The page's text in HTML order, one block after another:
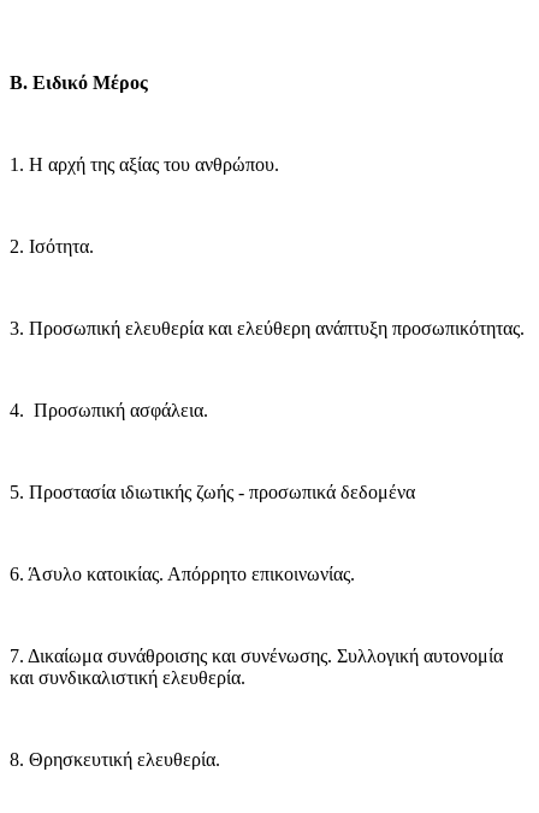
Β. Ειδικό Μέρος
1. Η αρχή της αξίας του ανθρώπου.
2. Ισότητα.
3. Προσωπική ελευθερία και ελεύθερη ανάπτυξη προσωπικότητας.
4. Προσωπική ασφάλεια.
5. Προστασία ιδιωτικής ζωής - προσωπικά δεδομένα
6. Άσυλο κατοικίας. Απόρρητο επικοινωνίας.
7. Δικαίωμα συνάθροισης και συνένωσης. Συλλογική αυτονομία
και συνδικαλιστική ελευθερία.
8. Θρησκευτική ελευθερία.